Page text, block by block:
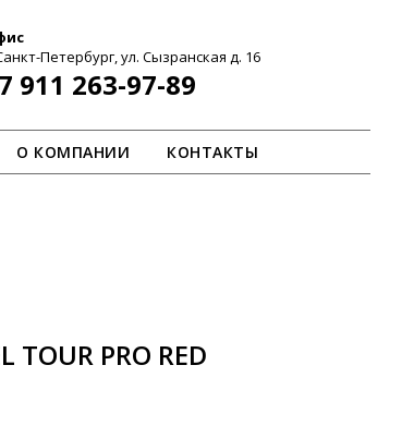
Петербург, ул. Сызранская д. 16
911 263-97-89
О КОМПАНИИ КОНТАКТЫ
PRO RED